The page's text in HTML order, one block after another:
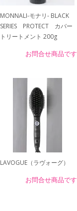
MONNALI-モナリ- BLACK
SERIES PROTECT カバー
トリートメント 200g
お問合せ商品です
LAVOGUE（ラヴォーグ）
お問合せ商品です